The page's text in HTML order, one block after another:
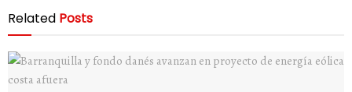
Related Posts